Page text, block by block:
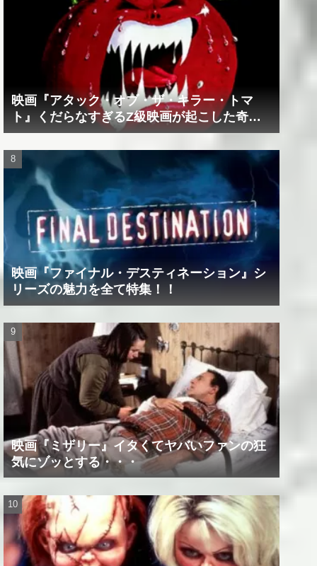
映画『アタック・オブ・ザ・キラー・トマ
ト』くだらなすぎるZ級映画が起こした奇跡
の数々！？
映画『ファイナル・デスティネーション』シ
リーズの魅力を全て特集！！
映画『ミザリー』イタくてヤバいファンの狂
気にゾッとする・・・